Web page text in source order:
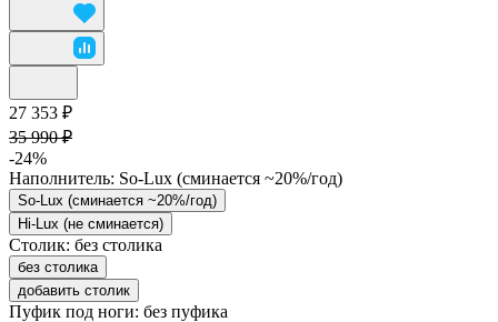
27 353 ₽
35 990 ₽
-24%
Наполнитель: So-Lux (cминается ~20%/год)
So-Lux (cминается ~20%/год)
Hi-Lux (не сминается)
Столик: без столика
без столика
добавить столик
Пуфик под ноги: без пуфика